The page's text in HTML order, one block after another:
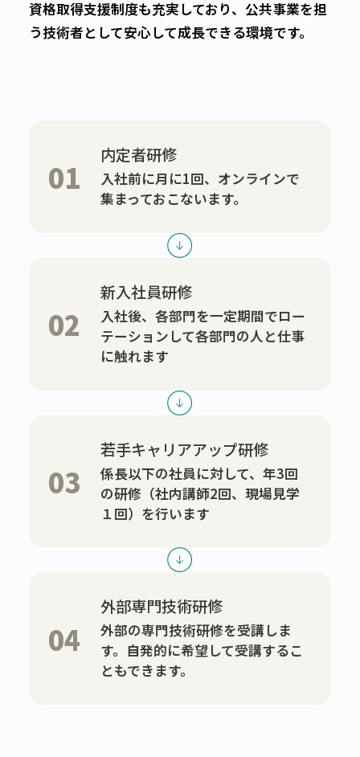
資格取得支援制度も充実しており、公共事業を担
う技術者として安心して成長できる環境です。
01
内定者研修
入社前に月に1回、オンラインで
集まっておこないます。
02
新入社員研修
入社後、各部門を一定期間でロー
テーションして各部門の人と仕事
に触れます
03
若手キャリアアップ研修
係長以下の社員に対して、年3回
の研修（社内講師2回、現場見学
１回）を行います
04
外部専門技術研修
外部の専門技術研修を受講しま
す。自発的に希望して受講するこ
ともできます。